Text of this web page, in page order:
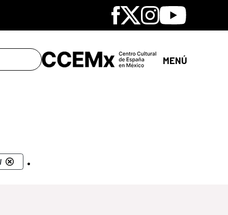
Facebook
X Instagram
Youtube
MENÚ
.